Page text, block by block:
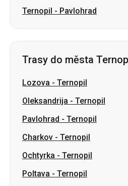
Trasy do města Ternopil
Lozova-Ternopil
Pavlohrad-Ternopil
Charkov-Ternopil
Ochtyrka-Ternopil
Poltava-Ternopil
Izjum-Ternopil
Sumy-Ternopil
Synelnykove-Ternopil